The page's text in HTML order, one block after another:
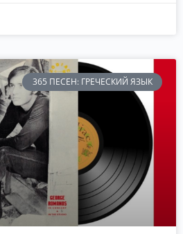
365 ПЕСЕН: ГРЕЧЕСКИЙ ЯЗЫК